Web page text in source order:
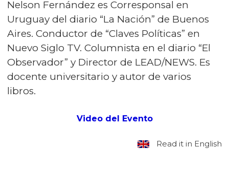
Nelson Fernández es Corresponsal en
Uruguay del diario “La Nación” de Buenos
Aires. Conductor de “Claves Políticas” en
Nuevo Siglo TV. Columnista en el diario “El
Observador” y Director de LEAD/NEWS. Es
docente universitario y autor de varios
libros.
Video del Evento
Read it in English